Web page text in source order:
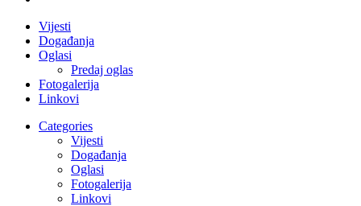
Vijesti
Događanja
Oglasi
Predaj oglas
Fotogalerija
Linkovi
Categories
Vijesti
Događanja
Oglasi
Fotogalerija
Linkovi